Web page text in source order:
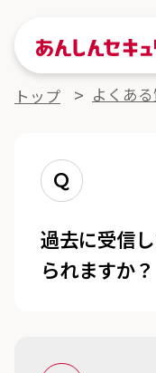
あんしんセキュ
よくある質問詳細
トップ よくあ
Q
過去に受信
られますか？